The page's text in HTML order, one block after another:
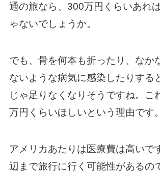
通の旅なら、300万円くらいあれ
ゃないでしょうか。
でも、骨を何本も折ったり、なか
ないような病気に感染したりする
じゃ足りなくなりそうですね。こ
万円くらいほしいという理由です。
アメリカあたりは医療費は高いで
辺まで旅行に行く可能性があるの